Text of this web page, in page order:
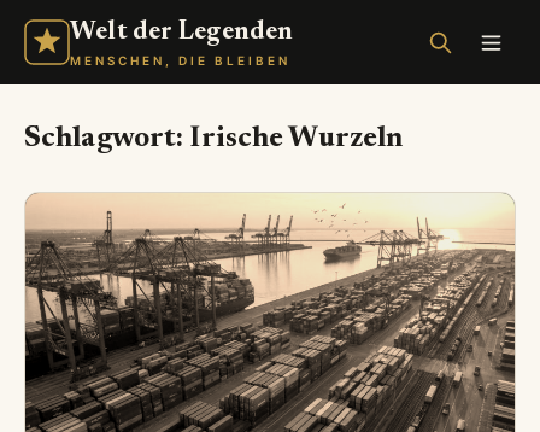
Welt der Legenden
MENSCHEN, DIE BLEIBEN
Schlagwort: Irische Wurzeln